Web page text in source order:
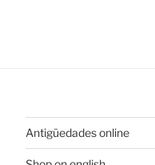
Antigüedades online